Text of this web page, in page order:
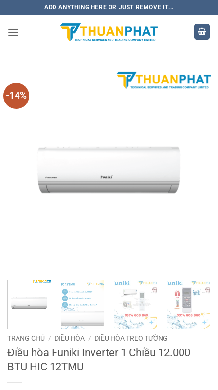
qua
nội
ADD ANYTHING HERE OR JUST REMOVE IT...
-14%
TRANG CHỦ / ĐIỀU HÒA / ĐIỀU HÒA TREO TƯỜNG
Điều hòa Funiki Inverter 1 Chiều 12.000
BTU HIC 12TMU